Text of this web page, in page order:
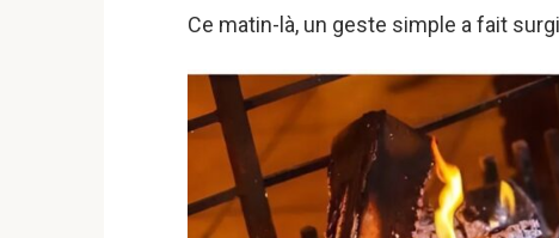
Ce matin-là, un geste simple a fait